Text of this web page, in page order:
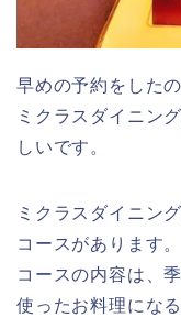
早めの予約をした
ミクラスダイニン
しいです。
ミクラスダイニン
コースがあります。
コースの内容は、
使ったお料理にな